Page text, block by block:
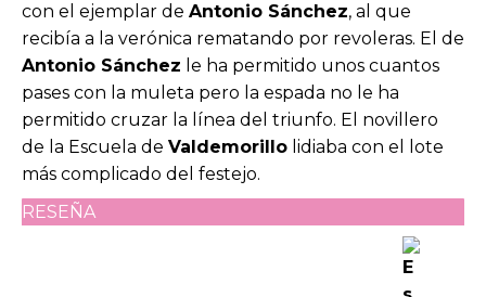
con el ejemplar de Antonio Sánchez, al que
recibía a la verónica rematando por revoleras. El de
Antonio Sánchez le ha permitido unos cuantos
pases con la muleta pero la espada no le ha
permitido cruzar la línea del triunfo. El novillero
de la Escuela de Valdemorillo lidiaba con el lote
más complicado del festejo.
RESEÑA